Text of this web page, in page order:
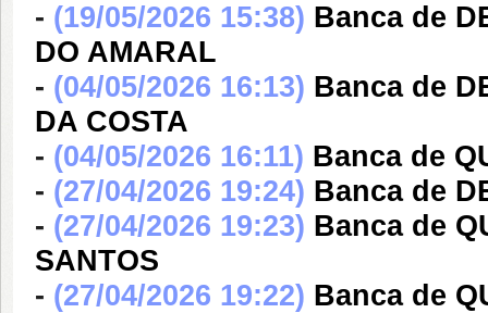
- (19/05/2026 15:38) Banca de
DO AMARAL
- (04/05/2026 16:13) Banca de
DA COSTA
- (04/05/2026 16:11) Banca de
- (27/04/2026 19:24) Banca de
- (27/04/2026 19:23) Banca de
SANTOS
- (27/04/2026 19:22) Banca de